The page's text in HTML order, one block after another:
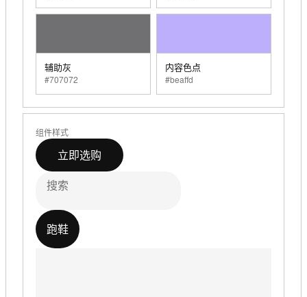
辅助灰
#707072
内容色点
#beaffd
组件样式
立即选购
搜索
跑鞋